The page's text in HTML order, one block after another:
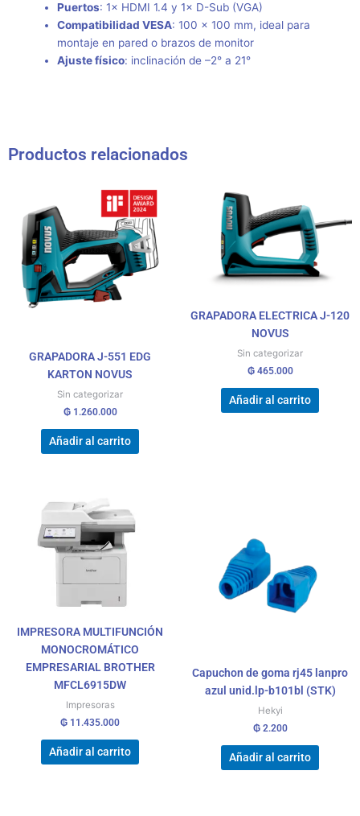
Puertos: 1× HDMI 1.4 y 1× D-Sub (VGA)
Compatibilidad VESA: 100 × 100 mm, ideal para
montaje en pared o brazos de monitor
Ajuste físico: inclinación de –2° a 21°
Productos relacionados
GRAPADORA J-551 EDG
KARTON NOVUS
Sin categorizar
₲1.260.000
Añadir al carrito
GRAPADORA ELECTRICA J-120
NOVUS
Sin categorizar
₲465.000
Añadir al carrito
IMPRESORA MULTIFUNCIÓN
MONOCROMÁTICO
EMPRESARIAL BROTHER
MFCL6915DW
Impresoras
₲ 11.435.000
Añadir al carrito
Capuchon de goma rj45 lanpro
azul unid.lp-b101bl (STK)
Hekyi
₲2.200
Añadir al carrito